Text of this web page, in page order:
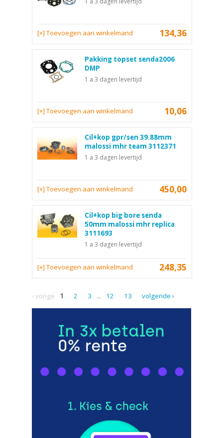
134,36
[+] Toevoegen aan winkelmand
Pakking topset senda2006
DMP
1 a 3 dagen levertijd
10,06
[+] Toevoegen aan winkelmand
Cil+kop gpr/sen 39.88mm
malossi mhr team 3112371
1 a 3 dagen levertijd
450,00
[+] Toevoegen aan winkelmand
Cil+kop big bore senda
50mm malossi mhr replica
3111693
1 a 3 dagen levertijd
248,35
[+] Toevoegen aan winkelmand
‹ vorige 1 2 3 ... 12 13 volgende ›